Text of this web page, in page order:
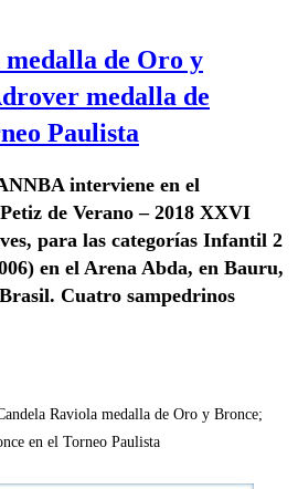
de Oro y
medalla de
Paulista
interviene en el
de Verano – 2018 XXVI
para las categorías Infantil 2
en el Arena Abda, en Bauru,
Cuatro sampedrinos
Raviola medalla de Oro y Bronce;
en el Torneo Paulista